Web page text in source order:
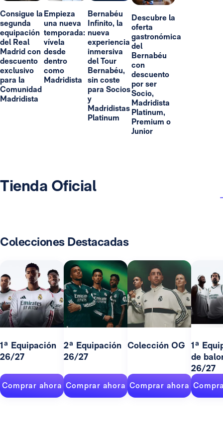
Consigue la
segunda
equipación
del Real
Madrid con
descuento
exclusivo
para la
Comunidad
Madridista
Empieza
una nueva
temporada:
vívela
desde
dentro
como
Madridista
Bernabéu
Infinito, la
nueva
experiencia
inmersiva
del Tour
Bernabéu,
sin coste
para Socios
y
Madridistas
Platinum
Descubre la
oferta
gastronómica
del
Bernabéu
con
descuento
por ser
Socio,
Madridista
Platinum,
Premium o
Junior
Tienda Oficial
Colecciones Destacadas
1ª Equipación
26/27
Comprar ahora
2ª Equipación
26/27
Comprar ahora
Colección OG
Comprar ahora
1ª
de
26/27